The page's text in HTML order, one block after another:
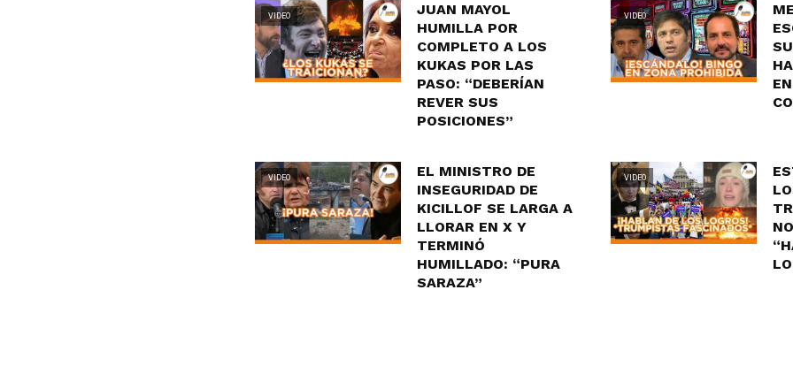
VIDEO
JUAN MAYOL
HUMILLA POR
COMPLETO A LOS
KUKAS POR LAS
PASO: “DEBERÍAN
REVER SUS
POSICIONES”
VIDEO
VIDEO
EL MINISTRO DE
INSEGURIDAD DE
KICILLOF SE LARGA A
LLORAR EN X Y
TERMINÓ
HUMILLADO: “PURA
SARAZA”
VIDEO